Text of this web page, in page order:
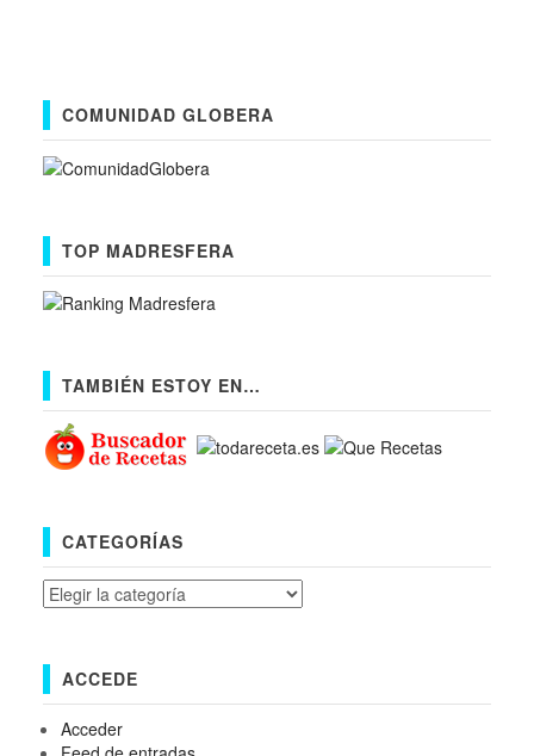
COMUNIDAD GLOBERA
TOP MADRESFERA
TAMBIÉN ESTOY EN…
CATEGORÍAS
Categorías
ACCEDE
Acceder